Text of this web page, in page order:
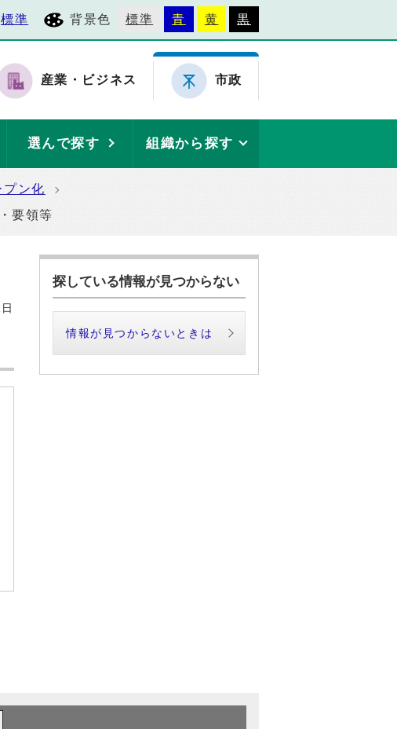
標準 背景色 標準 青 黄 黒
産業・ビジネス 市政
選んで探す 組織から探す
プン化
要領等
探している情報が見つからない
情報が見つからないときは